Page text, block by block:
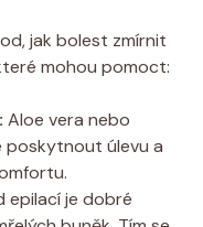
jak bolest zmírnit
​mohou pomoct:
Aloe ⁣vera​ nebo
poskytnout ⁢úlevu a
epilací je dobré